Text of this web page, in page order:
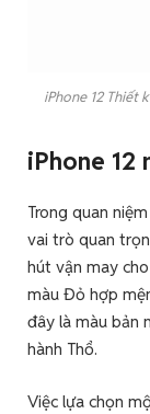
iPhone 12 Thiết
iPhone 12
Trong quan
vai trò quan
hút vận may cho
màu Đỏ hợp
đây là màu bản
hành Thổ.
Việc lựa chọn